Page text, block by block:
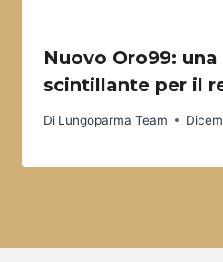
Nuovo Oro99:
scintillante per il
Di Lungoparma Team